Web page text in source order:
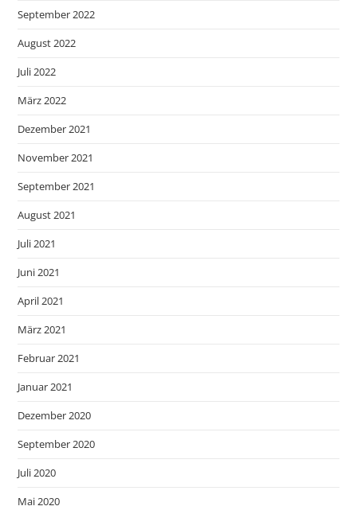
September 2022
August 2022
Juli 2022
März 2022
Dezember 2021
November 2021
September 2021
August 2021
Juli 2021
Juni 2021
April 2021
März 2021
Februar 2021
Januar 2021
Dezember 2020
September 2020
Juli 2020
Mai 2020